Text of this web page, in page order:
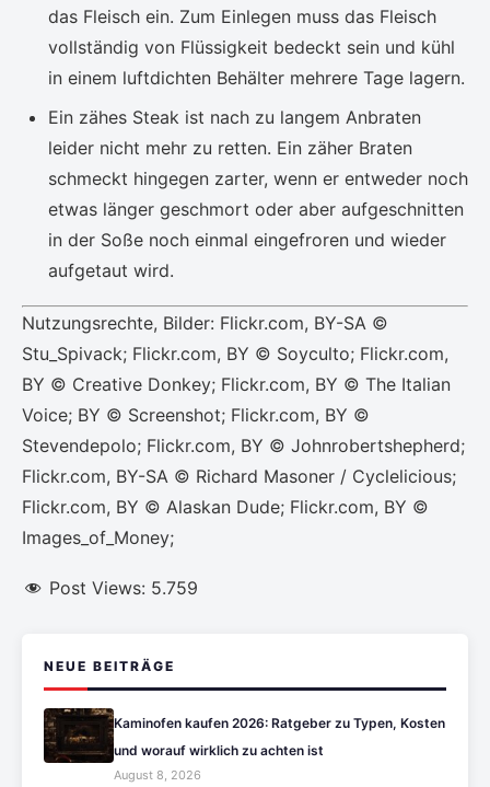
das Fleisch ein. Zum Einlegen muss das Fleisch
vollständig von Flüssigkeit bedeckt sein und kühl
in einem luftdichten Behälter mehrere Tage lagern.
Ein zähes Steak ist nach zu langem Anbraten
leider nicht mehr zu retten. Ein zäher Braten
schmeckt hingegen zarter, wenn er entweder noch
etwas länger geschmort oder aber aufgeschnitten
in der Soße noch einmal eingefroren und wieder
aufgetaut wird.
Nutzungsrechte, Bilder: Flickr.com, BY-SA ©
Stu_Spivack; Flickr.com, BY © Soyculto; Flickr.com,
BY © Creative Donkey; Flickr.com, BY © The Italian
Voice; BY © Screenshot; Flickr.com, BY ©
Stevendepolo; Flickr.com, BY © Johnrobertshepherd;
Flickr.com, BY-SA © Richard Masoner / Cyclelicious;
Flickr.com, BY © Alaskan Dude; Flickr.com, BY ©
Images_of_Money;
Post Views: 5.759
NEUE BEITRÄGE
Kaminofen kaufen 2026: Ratgeber zu Typen, Kosten
und worauf wirklich zu achten ist
August 8, 2026